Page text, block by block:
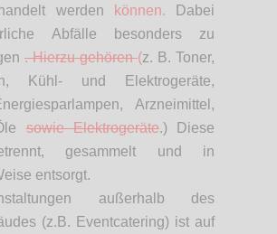
werden
können. Dabei
Abfälle besonders zu
.Hierzu gehören(z. B. Toner,
Kühl- und Elektrogeräte,
Arzneimittel,
sowie Elektrogeräte.) Diese
gesammelt und in
entsorgt.
außerhalb des
(z.B. Eventcatering) ist auf